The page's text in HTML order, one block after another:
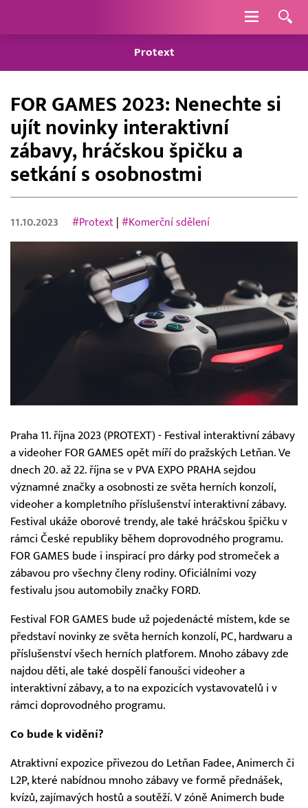
Navigace
Protext
FOR GAMES 2023: Nenechte si
ujít novinky interaktivní
zábavy, hráčskou špičku a
setkání s osobnostmi
11.10.2023 #Protext |#Komerční sdělení
Praha 11. října 2023 (PROTEXT) - Festival interaktivní zábavy
a videoher FOR GAMES opět míří do pražských Letňan. Ve
dnech 20. až 22. října se v PVA EXPO PRAHA sejdou
významné značky a osobnosti ze světa herních konzolí,
videoher a kompletního příslušenství interaktivní zábavy.
Festival ukáže oborové trendy, ale také hráčskou špičku v
rámci České republiky během doprovodného programu.
FOR GAMES bude i inspirací pro dárky pod stromeček a
zábavou pro všechny členy rodiny. Oficiálními vozy
festivalu jsou automobily značky FORD.
Festival FOR GAMES bude už pojedenácté místem, kde se
představí novinky ze světa herních konzolí, PC, hardwaru a
příslušenství všech herních platforem. Mnoho zábavy zde
najdou děti, ale také dospělí fanoušci videoher a
interaktivní zábavy, a to na expozicích vystavovatelů i v
rámci doprovodného programu.
Co bude k vidění?
Atraktivní expozice přivezou do Letňan Fadee, Animerch či
L2P, které nabídnou mnoho zábavy ve formě přednášek,
kvízů, zajímavých hostů a soutěží. V zóně Animerch bude